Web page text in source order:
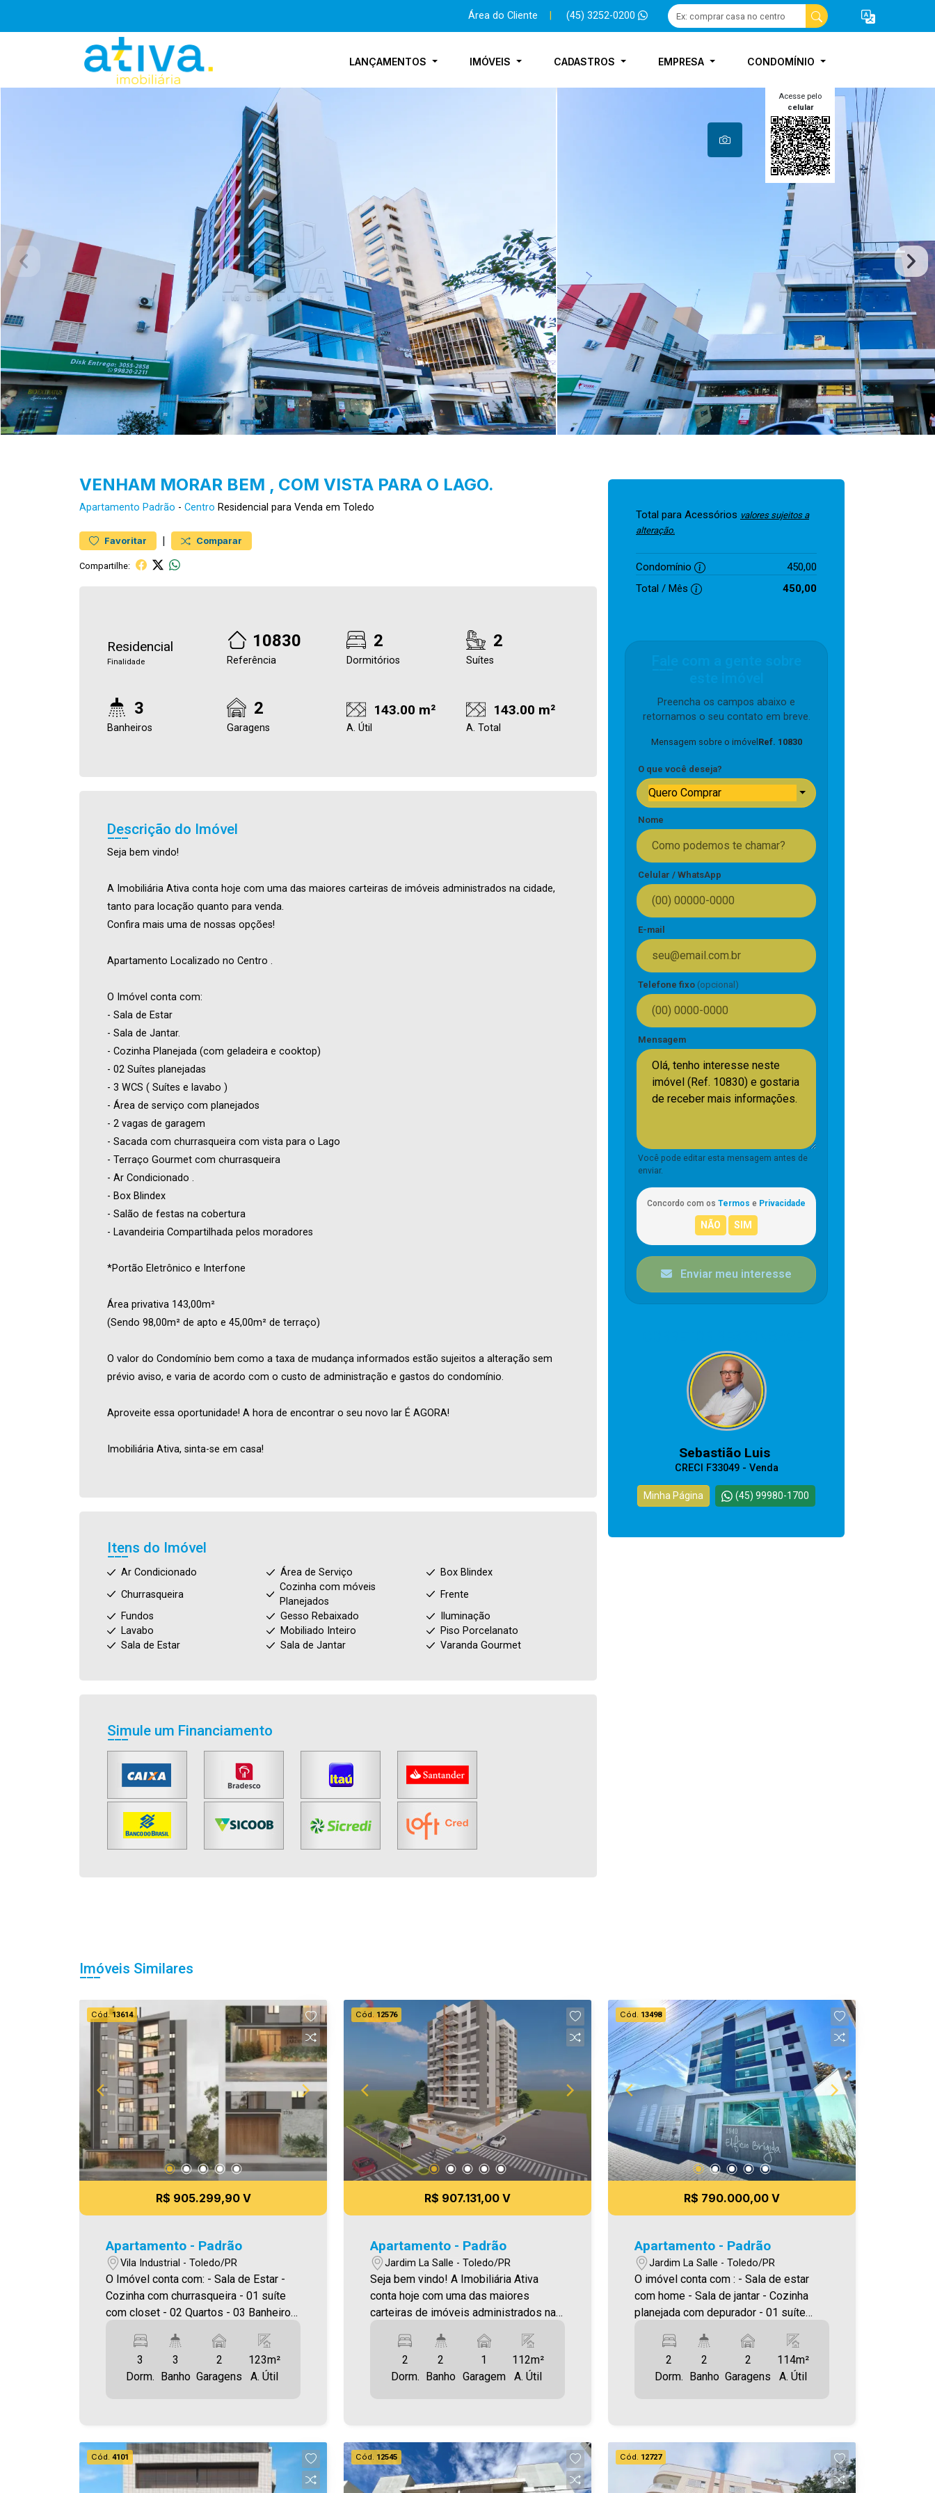
Área do Cliente (45) 3252-0200
LANÇAMENTOS IMÓVEIS CADASTROS EMPRESA CONDOMÍNIO
Acesse pelo
celular
VENHAM MORAR BEM , COM VISTA PARA O LAGO.
Apartamento Padrão - Centro Residencial para Venda em Toledo
Favoritar | Comparar
Compartilhe:
Residencial
Finalidade
10830
Referência
2
Dormitórios
2
Suítes
3
Banheiros
2
Garagens
143.00 m²
A. Útil
143.00 m²
A. Total
Descrição do Imóvel
Seja bem vindo!
A Imobiliária Ativa conta hoje com uma das maiores carteiras de imóveis administrados na cidade,
tanto para locação quanto para venda.
Confira mais uma de nossas opções!
Apartamento Localizado no Centro .
O Imóvel conta com:
- Sala de Estar
- Sala de Jantar.
- Cozinha Planejada (com geladeira e cooktop)
- 02 Suítes planejadas
- 3 WCS ( Suítes e lavabo )
- Área de serviço com planejados
- 2 vagas de garagem
- Sacada com churrasqueira com vista para o Lago
- Terraço Gourmet com churrasqueira
- Ar Condicionado .
- Box Blindex
- Salão de festas na cobertura
- Lavandeiria Compartilhada pelos moradores
*Portão Eletrônico e Interfone
Área privativa 143,00m²
(Sendo 98,00m² de apto e 45,00m² de terraço)
O valor do Condomínio bem como a taxa de mudança informados estão sujeitos a alteração sem
prévio aviso, e varia de acordo com o custo de administração e gastos do condomínio.
Aproveite essa oportunidade! A hora de encontrar o seu novo lar É AGORA!
Imobiliária Ativa, sinta-se em casa!
Itens do Imóvel
Ar Condicionado Área de Serviço
Box Blindex
Churrasqueira
Cozinha com móveis
Planejados
Frente
Fundos
Gesso Rebaixado
Iluminação
Lavabo
Mobiliado Inteiro
Piso Porcelanato
Sala de Estar
Sala de Jantar Varanda Gourmet
Simule um Financiamento
Total para Acessórios valores sujeitos a
alteração.
Condomínio
450,00
Total / Mês
450,00
Preencha os campos abaixo e
retornamos o seu contato em breve.
Mensagem sobre o imóvel Ref. 10830
O que você deseja?
Quero Comprar
Nome
Celular / WhatsApp
E-mail
Telefone fixo (opcional)
Mensagem
Você pode editar esta mensagem antes de
enviar.
Concordo com os Termos e Privacidade
Enviar meu interesse
Sebastião Luis
CRECI F33049 - Venda
Minha Página (45) 99980-1700
Imóveis Similares
Cód.13614
R$ 905.299,90 V
Apartamento - Padrão
Vila Industrial - Toledo/PR
O Imóvel conta com: - Sala de Estar -
Cozinha com churrasqueira - 01 suíte
com closet - 02 Quartos - 03 Banheiros
serviço - Garagem Prédio conta com : -
Academia - Salão de Festas Mobiliado
Área privativa 122,62m² A Imobiliária
na locação quanto na venda. Aproveite
essa oportunidade, agende uma visita!
Imobiliária Ativa | Sinta-se em casa! -
3
Dorm.
3
Banho
2
Garagens
123m²
A. Útil
Cód. 12576
R$ 907.131,00 V
Apartamento - Padrão
Jardim La Salle - Toledo/PR
Seja bem vindo! A Imobiliária Ativa
conta hoje com uma das maiores
carteiras de imóveis administrados na
venda. Confira mais uma de nossas
opções! Apartamento Localizado no
Jardim La Salle. O Imóvel conta com: -
churrasqueira - 01 vaga de garagem
Área privativa 111,90m² Aproveite essa
oportunidade! A hora de encontrar o seu
2
Dorm.
2
Banho
1
Garagem
112m²
A. Útil
Cód. 13498
R$ 790.000,00 V
Apartamento - Padrão
Jardim La Salle - Toledo/PR
O imóvel conta com : - Sala de estar
com home - Sala de jantar - Cozinha
planejada com depurador - 01 suíte
Quarto com roupeiro e ar condicionado -
Escritório - 02 banheiros (social, suíte )
- Área de serviço com armários - 02
Ativa possui hoje uma das maiores
carteiras de imóveis administrados da
cidade, atuando com excelência tanto
2
Dorm.
2
Banho
2
Garagens
114m²
A. Útil
Cód. 4101 Cód. 12545 Cód. 12727